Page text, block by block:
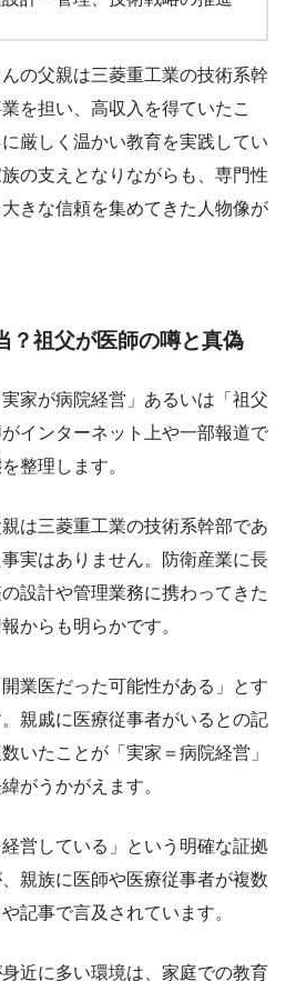
の父親は三菱重工業の技術系幹
を担い、高収入を得ていたこ
厳しく温かい教育を実践してい
の支えとなりながらも、専門性
きな信頼を集めてきた人物像が
？祖父が医師の噂と真偽
家が病院経営」あるいは「祖父
インターネット上や一部報道で
整理します。
は三菱重工業の技術系幹部であ
実はありません。防衛産業に長
設計や管理業務に携わってきた
からも明らかです。
業医だった可能性がある」とす
親戚に医療従事者がいるとの記
いたことが「実家＝病院経営」
がうかがえます。
営している」という明確な証拠
親族に医師や医療従事者が複数
記事で言及されています。
近に多い環境は、家庭での教育